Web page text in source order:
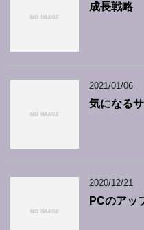
成長戦略
2021/01/06
気になる
2020/12/21
PCのアッ